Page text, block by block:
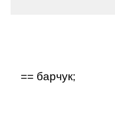
== барчук;